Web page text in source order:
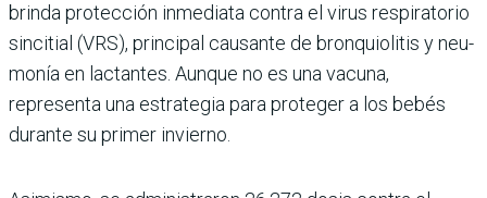
brinda protección inmediata contra el virus respiratorio
sincitial (VRS), principal cau­sante de bronquiolitis y neu­
monía en lactantes. Aunque no es una vacuna,
representa una estrategia para proteger a los bebés
durante su primer invierno.